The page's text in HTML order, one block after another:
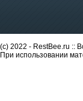
(c) 2022 - RestBee.ru ::
При использовании